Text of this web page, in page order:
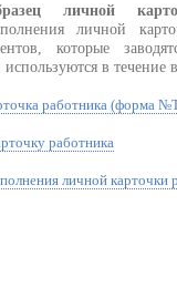
личной
личной
которые
используются в течение
работника (форма
работника
личной карточки